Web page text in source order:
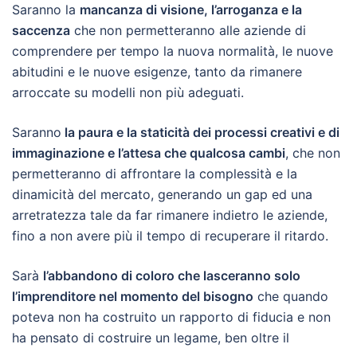
Saranno la mancanza di visione, l’arroganza e la
saccenza che non permetteranno alle aziende di
comprendere per tempo la nuova normalità, le nuove
abitudini e le nuove esigenze, tanto da rimanere
arroccate su modelli non più adeguati.
Saranno la paura e la staticità dei processi creativi e di
immaginazione e l’attesa che qualcosa cambi, che non
permetteranno di affrontare la complessità e la
dinamicità del mercato, generando un gap ed una
arretratezza tale da far rimanere indietro le aziende,
fino a non avere più il tempo di recuperare il ritardo.
Sarà l’abbandono di coloro che lasceranno solo
l’imprenditore nel momento del bisogno che quando
poteva non ha costruito un rapporto di fiducia e non
ha pensato di costruire un legame, ben oltre il